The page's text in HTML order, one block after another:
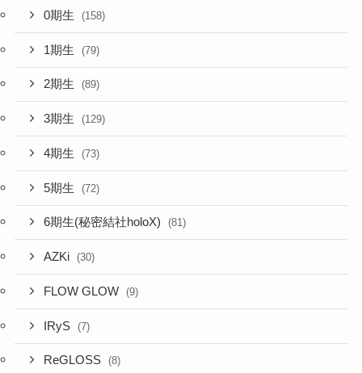
0期生 (158)
1期生 (79)
2期生 (89)
3期生 (129)
4期生 (73)
5期生 (72)
6期生(秘密結社holoX) (81)
AZKi (30)
FLOW GLOW (9)
IRyS (7)
ReGLOSS (8)